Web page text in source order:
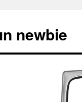
newbie